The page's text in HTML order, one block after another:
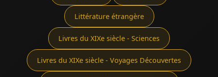
Littérature étrangère
Livres du XIXe siècle - Sciences
Livres du XIXe siècle - Voyages Découvertes